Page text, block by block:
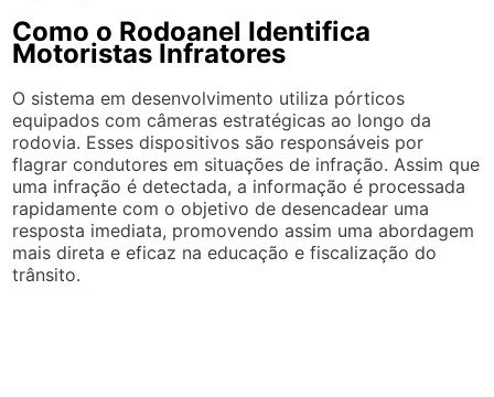
Como o Rodoanel Identifica
Motoristas Infratores
O sistema em desenvolvimento utiliza pórticos
equipados com câmeras estratégicas ao longo da
rodovia. Esses dispositivos são responsáveis por
flagrar condutores em situações de infração. Assim que
uma infração é detectada, a informação é processada
rapidamente com o objetivo de desencadear uma
resposta imediata, promovendo assim uma abordagem
mais direta e eficaz na educação e fiscalização do
trânsito.